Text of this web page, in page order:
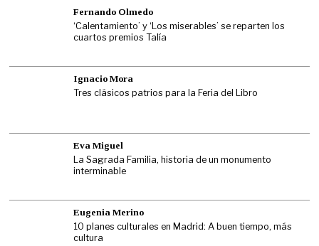
Fernando Olmedo
‘Calentamiento’ y ‘Los miserables’ se reparten los
cuartos premios Talía
Ignacio Mora
Tres clásicos patrios para la Feria del Libro
Eva Miguel
La Sagrada Familia, historia de un monumento
interminable
Eugenia Merino
10 planes culturales en Madrid: A buen tiempo, más
cultura